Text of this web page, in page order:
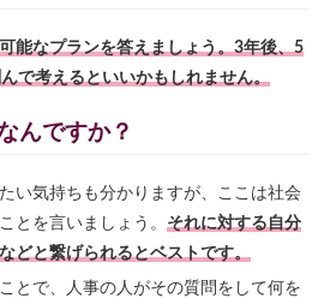
能なプランを答えましょう。3年後、5
で考えるといいかもしれません。
んですか？
い気持ちも分かりますが、ここは社会
とを言いましょう。 それに対する自分
どと繋げられるとベストです。
とで、人事の人がその質問をして何を